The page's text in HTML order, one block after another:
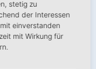
stetig zu
der Interessen
einverstanden
mit Wirkung für